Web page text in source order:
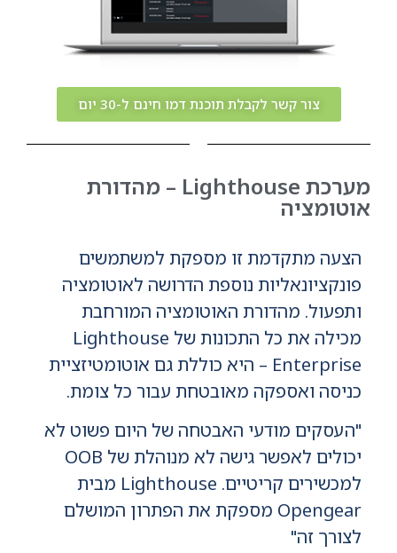
צור קשר לקבלת תוכנת דמו חינם ל-30 יום
מערכת Lighthouse – מהדורת
אוטומציה
הצעה מתקדמת זו מספקת למשתמשים
פונקציונאליות נוספת הדרושה לאוטומציה
ותפעול. מהדורת האוטומציה המורחבת
מכילה את כל התכונות של Lighthouse
Enterprise – היא כוללת גם אוטומטיזציית
כניסה ואספקה מאובטחת עבור כל צומת.
"העסקים מודעי האבטחה של היום פשוט לא
יכולים לאפשר גישה לא מנוהלת של OOB
למכשירים קריטיים. Lighthouse מבית
Opengear מספקת את הפתרון המושלם
לצורך זה"